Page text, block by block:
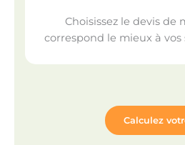
Choisissez le devis de
correspond le mieux à
Calculez